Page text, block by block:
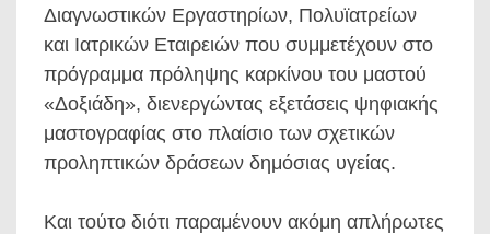
Διαγνωστικών Εργαστηρίων, Πολυϊατρείων
και Ιατρικών Εταιρειών που συμμετέχουν στο
πρόγραμμα πρόληψης καρκίνου του μαστού
«Δοξιάδη», διενεργώντας εξετάσεις ψηφιακής
μαστογραφίας στο πλαίσιο των σχετικών
προληπτικών δράσεων δημόσιας υγείας.
Και τούτο διότι παραμένουν ακόμη απλήρωτες